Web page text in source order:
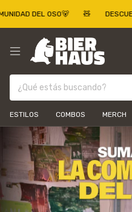
DEL OSO🐻 🧸 DESCUENTOS
ESTILOS COMBOS MERCH